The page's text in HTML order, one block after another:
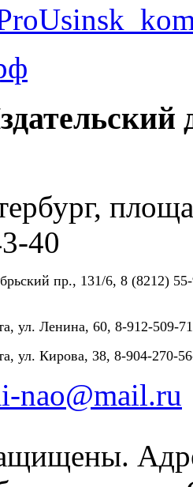
40
пр., 131/6, 8 (8212)
ул. Ленина, 60, 8-912-509-
ул. Кирова, 38, 8-904-270-
nao@mail.ru